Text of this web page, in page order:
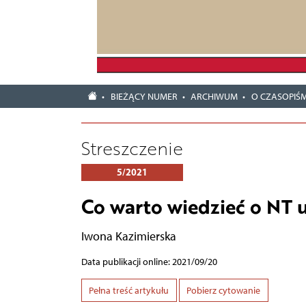
BIEŻĄCY NUMER ARCHIWUM O
Streszczenie
5/2021
Co warto wiedzieć o NT
Iwona Kazimierska
Data publikacji online: 2021/09/20
Pełna treść artykułu Pobierz cytowanie